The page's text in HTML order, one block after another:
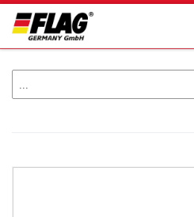
Zum Inhalt springen